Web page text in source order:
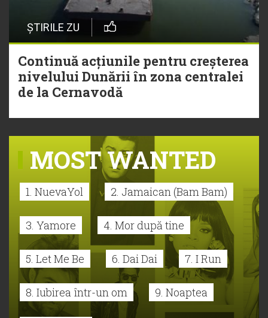
ȘTIRILE ZU
Continuă acțiunile pentru creșterea
nivelului Dunării în zona centralei
de la Cernavodă
MOST WANTED
1. NuevaYol 2. Jamaican (Bam Bam)
3. Yamore 4. Mor după tine
5. Let Me Be 6. Dai Dai 7. I Run
8. Iubirea într-un om 9. Noaptea